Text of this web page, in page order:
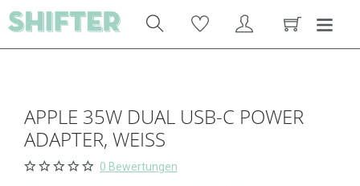
APPLE 35W DUAL USB-C POWER
ADAPTER, WEISS
0 Bewertungen